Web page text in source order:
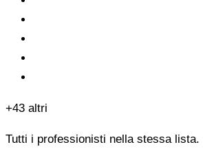
+43 altri
Tutti i professionisti nella stessa lista.